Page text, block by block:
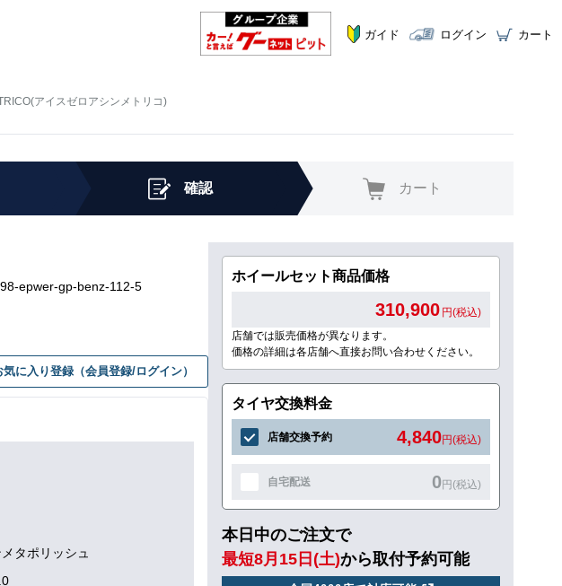
ガイド ログイン カート
アイスゼロアシンメトリコ)
確認 カート
epwer-gp-benz-112-5
気に入り登録（会員登録/ログイン）
タポリッシュ
ホイールセット商品価格
310,900 円(税込)
店舗では販売価格が異なります。
価格の詳細は各店舗へ直接お問い合わせください。
タイヤ交換料金
店舗交換予約 4,840円(税込)
自宅配送 0円(税込)
本日中のご注文で
最短8月15日(土)から取付予約可能